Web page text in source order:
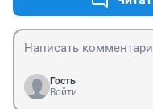
Гость
Войти